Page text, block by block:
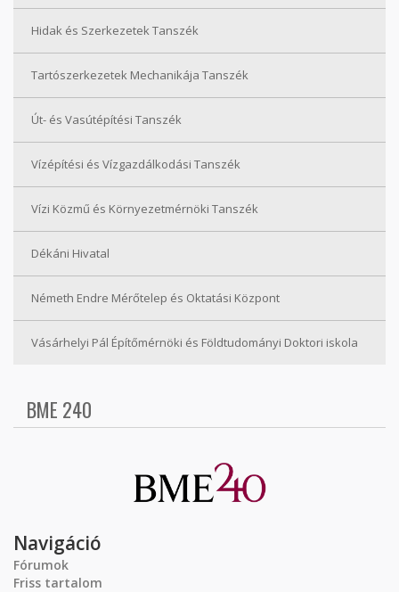
Hidak és Szerkezetek Tanszék
Tartószerkezetek Mechanikája Tanszék
Út- és Vasútépítési Tanszék
Vízépítési és Vízgazdálkodási Tanszék
Vízi Közmű és Környezetmérnöki Tanszék
Dékáni Hivatal
Németh Endre Mérőtelep és Oktatási Központ
Vásárhelyi Pál Építőmérnöki és Földtudományi Doktori iskola
BME 240
Navigáció
Fórumok
Friss tartalom